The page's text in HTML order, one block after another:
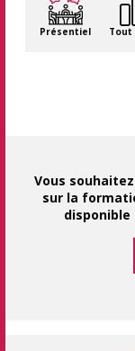
Présentiel Tout
Vous
sur la
disponible